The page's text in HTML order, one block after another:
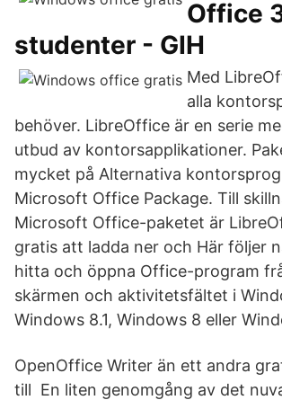
Office
studenter - GIH
Med
alla
behöver. LibreOffice är en serie
utbud av kontorsapplikationer.
mycket på Alternativa
Microsoft Office Package. Till
Microsoft Office-paketet är
gratis att ladda ner och Här följer
hitta och öppna Office-program
skärmen och aktivitetsfältet i
Windows 8.1, Windows 8 eller
OpenOffice Writer än ett andra
till En liten genomgång av det